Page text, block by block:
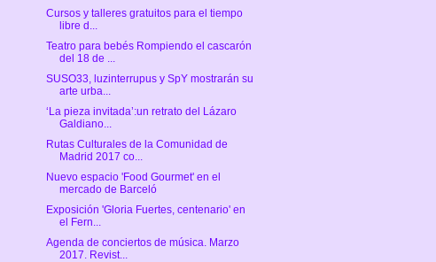
Cursos y talleres gratuitos para el tiempo
libre d...
Teatro para bebés Rompiendo el cascarón
del 18 de ...
SUSO33, luzinterrupus y SpY mostrarán su
arte urba...
‘La pieza invitada’:un retrato del Lázaro
Galdiano...
Rutas Culturales de la Comunidad de
Madrid 2017 co...
Nuevo espacio 'Food Gourmet' en el
mercado de Barceló
Exposición 'Gloria Fuertes, centenario' en
el Fern...
Agenda de conciertos de música. Marzo
2017. Revist...